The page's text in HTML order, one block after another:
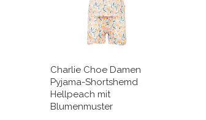
Charlie Choe Damen
Pyjama-Shortshemd
Hellpeach mit
Blumenmuster